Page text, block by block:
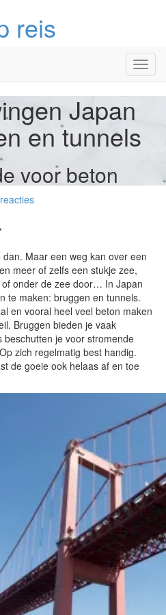
reis
Japan
en tunnels
voor beton
Maar een weg kan over een
meer of zelfs een stukje zee,
onder de zee door… In Japan
te maken: bruggen en tunnels.
en vooral heel veel beton maken
Bruggen bieden je vaak
je voor stromende
zich regelmatig best handig.
de goeie ook helaas af en toe